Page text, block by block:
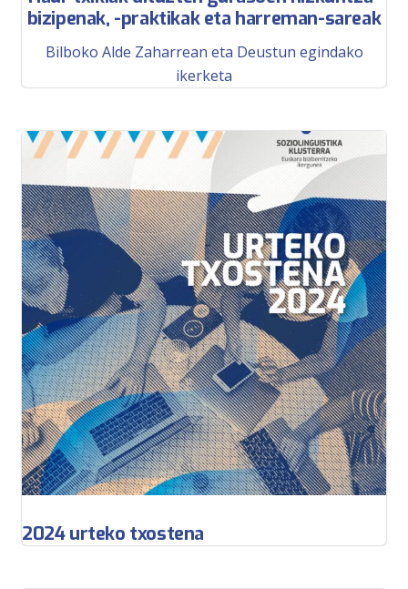
bizipenak, -praktikak eta harreman-sareak
Bilboko Alde Zaharrean eta Deustun egindako
ikerketa
2024 urteko txostena